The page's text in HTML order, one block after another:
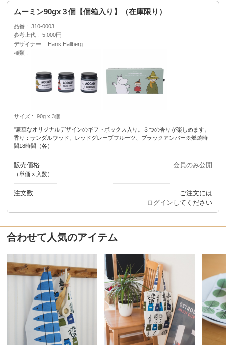
ムーミン90gx３個【個箱入り】（在庫限り）
品番
310-0003
参考上代
5,000円
デザイナー
Hans Hallberg
種類
サイズ 90g x 3個
"豪華なオリジナルデザインのギフトボックス入り。３つの香りが楽しめます。
香り：サンダルウッド、レッドグレープフルーツ、ブラックアンバー※燃焼時
間18時間（各）
販売価格
（単価 × 入数）
会員のみ公開
注文数
ご注文には
ログイン してください
合わせて人気のアイテム